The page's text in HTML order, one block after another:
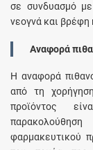
σε συνδυασμό
νεογνά και
Αναφορά
Η αναφορά
από τη
προϊόντος
φαρμακευτικού